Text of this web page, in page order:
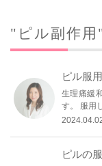
"ピル副作用
ピル服
生理痛緩
す。 服用
ピルの